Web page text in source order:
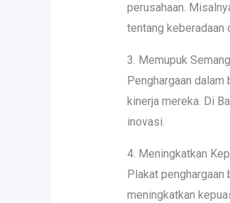
perusahaan.
tentang keberadaan
3. Memupuk
Penghargaan
kinerja mereka. Di
inovasi.
4. Meningkatkan
Plakat
meningkatkan